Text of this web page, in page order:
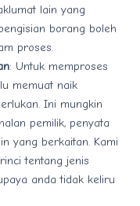
lain yang
borang boleh
proses.
: Untuk memproses
memuat naik
Ini mungkin
pemilik, penyata
yang berkaitan. Kami
tentang jenis
anda tidak keliru